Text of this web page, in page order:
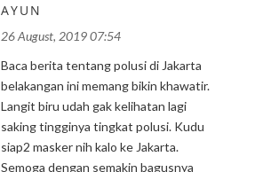
AYUN
26 August, 2019 07:54
Baca berita tentang polusi di Jakarta
belakangan ini memang bikin khawatir.
Langit biru udah gak kelihatan lagi
saking tingginya tingkat polusi. Kudu
siap2 masker nih kalo ke Jakarta.
Semoga dengan semakin bagusnya